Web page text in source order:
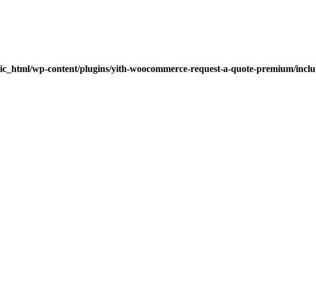
wp-content/plugins/yith-woocommerce-request-a-quote-premium/